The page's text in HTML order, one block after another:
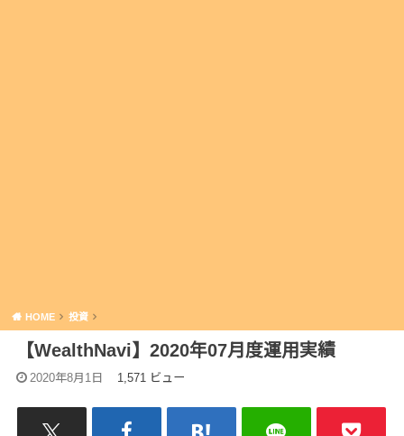
HOME 投資
【WealthNavi】2020年07月度運用実績
2020年8月1日 1,571 ビュー